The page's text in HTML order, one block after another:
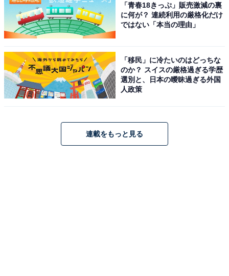
「青春18きっぷ」販売激減の裏
に何が？ 連続利用の厳格化だけ
ではない「本当の理由」
「移民」に冷たいのはどっちな
のか？ スイスの厳格過ぎる学歴
選別と、日本の曖昧過ぎる外国
人政策
連載をもっと見る